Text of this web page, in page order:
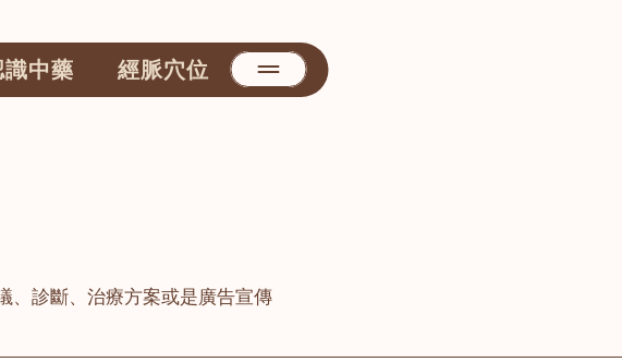
識中藥 經脈穴位
、診斷、治療方案或是廣告宣傳